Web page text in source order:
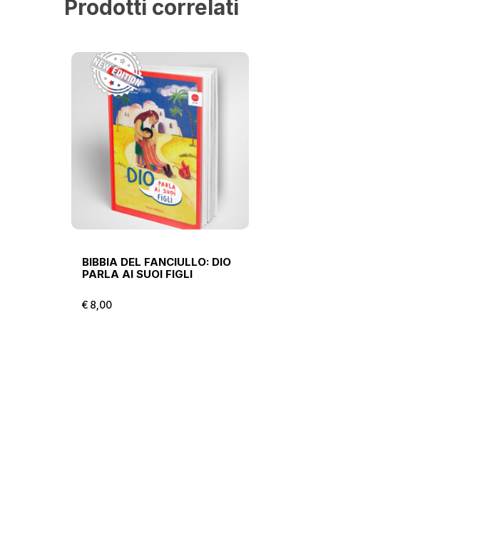
Prodotti correlati
BIBBIA DEL FANCIULLO: DIO
PARLA AI SUOI FIGLI
€ 8,00
€8,00